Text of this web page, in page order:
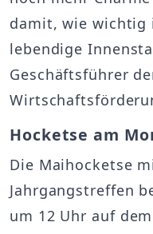
damit, wie wichtig
lebendige
Geschäftsführer
Hocketse am
Die Maihocketse
Jahrgangstreffen
um 12 Uhr auf